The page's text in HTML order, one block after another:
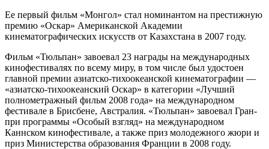
Ее первый фильм «Монгол» стал номинантом на престижную
премию «Оскар» Американской Академии
кинематографических искусств от Казахстана в 2007 году.
Фильм «Тюльпан» завоевал 23 награды на международных
кинофестивалях по всему миру, в том числе был удостоен
главной премии азиатско-тихоокеанской кинематографии —
«азиатско-тихоокеанский Оскар» в категории «Лучший
полнометражный фильм 2008 года» на международном
фестивале в Брисбене, Австралия. «Тюльпан» завоевал Гран-
при программы «Особый взгляд» на международном
Каннском кинофестивале, а также приз молодежного жюри и
приз Министерства образования Франции в 2008 году.